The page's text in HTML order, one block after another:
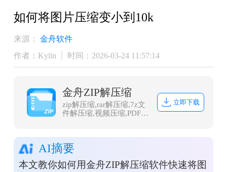
如何将图片压缩变小到10k
来源：
金舟软件
作者：Kylin
时间：2026-03-24 11:57:14
金舟ZIP解压缩
zip解压缩,rar解压缩,7z文
件解压缩,视频压缩,PDF压
缩,Excel压缩
立即下载
AI摘要
本文教你如何用金舟ZIP解压缩软件快速将图